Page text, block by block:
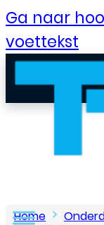
Ga naar
voettekst
Home